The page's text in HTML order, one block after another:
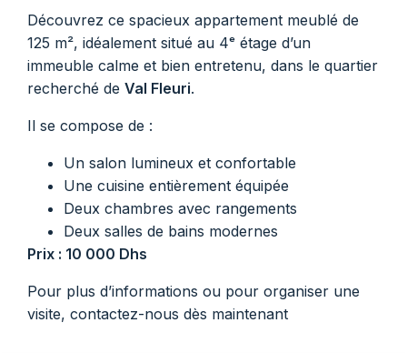
Découvrez ce spacieux appartement meublé de
125 m², idéalement situé au 4ᵉ étage d’un
immeuble calme et bien entretenu, dans le quartier
recherché de Val Fleuri.
Il se compose de :
Un salon lumineux et confortable
Une cuisine entièrement équipée
Deux chambres avec rangements
Deux salles de bains modernes
Prix : 10 000 Dhs
Pour plus d’informations ou pour organiser une
visite, contactez-nous dès maintenant